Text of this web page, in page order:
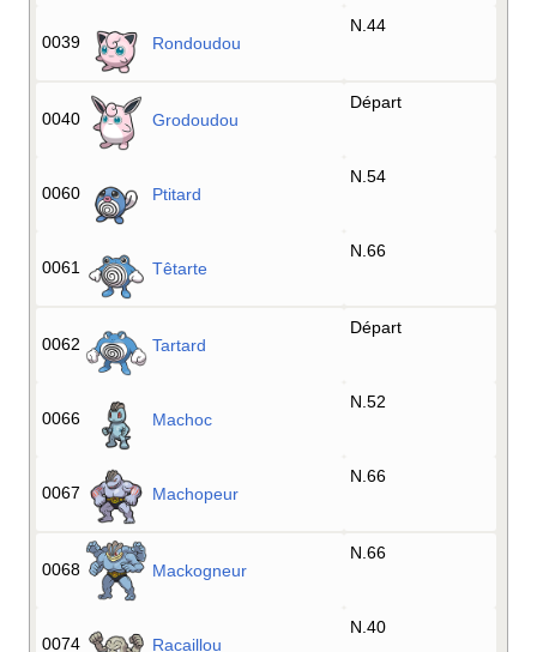
0039 Rondoudou
N.44
0040 Grodoudou
Départ
0060 Ptitard
N.54
0061 Têtarte
N.66
0062 Tartard
Départ
0066 Machoc
N.52
0067 Machopeur
N.66
0068 Mackogneur
N.66
0074 Racaillou
N.40